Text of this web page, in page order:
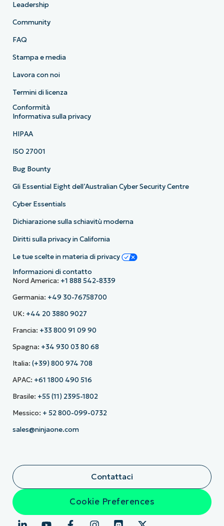
Leadership
Community
FAQ
Stampa e media
Lavora con noi
Termini di licenza
Conformità
Informativa sulla privacy
HIPAA
ISO 27001
Bug Bounty
Gli Essential Eight dell’Australian Cyber Security Centre
Cyber Essentials
Dichiarazione sulla schiavitù moderna
Diritti sulla privacy in California
Le tue scelte in materia di privacy
Informazioni di contatto
Nord America: +1 888 542-8339
Germania: +49 30-76758700
UK: +44 20 3880 9027
Francia: +33 800 91 09 90
Spagna: +34 930 03 80 68
Italia: (+39) 800 974 708
APAC: +61 1800 490 516
Brasile: +55 (11) 2395-1802
Messico: + 52 800-099-0732
sales@ninjaone.com
Contattaci
Cookie Preferences